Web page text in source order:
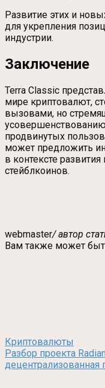
Развитие этих и
для укрепления
индустрии.
Заключение
Terra Classic
мире криптовалют,
вызовами, но
продвинутых
может предложить
в контексте
стейблкоинов.
webmaster/ автор
Вам также может
Криптовалюты
Разбор проекта
децентрализованная